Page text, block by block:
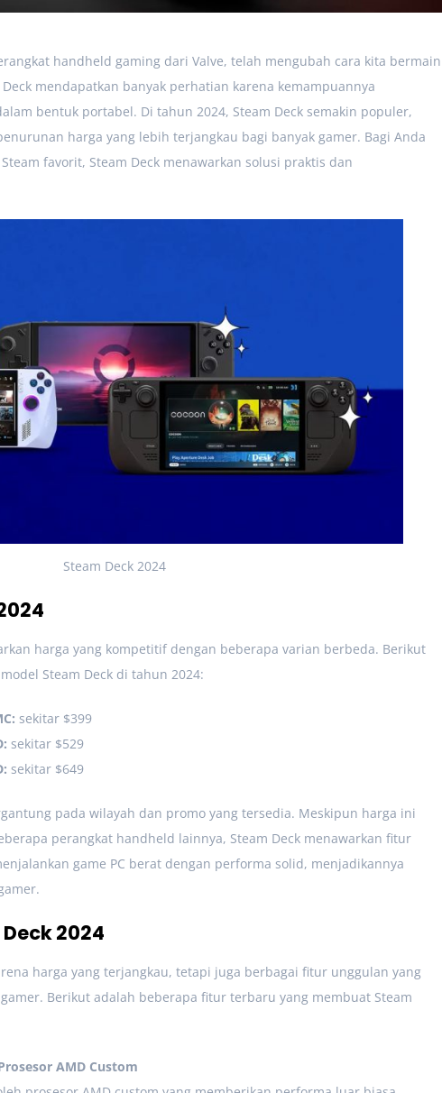
handheld gaming dari Valve, telah mengubah cara kita bermain
mendapatkan banyak perhatian karena kemampuannya
bentuk portabel. Di tahun 2024, Steam Deck semakin populer,
harga yang lebih terjangkau bagi banyak gamer. Bagi Anda
favorit, Steam Deck menawarkan solusi praktis dan
Steam Deck 2024
harga yang kompetitif dengan beberapa varian berbeda. Berikut
Steam Deck di tahun 2024:
sekitar $399
sekitar $529
sekitar $649
pada wilayah dan promo yang tersedia. Meskipun harga ini
perangkat handheld lainnya, Steam Deck menawarkan fitur
game PC berat dengan performa solid, menjadikannya
2024
harga yang terjangkau, tetapi juga berbagai fitur unggulan yang
Berikut adalah beberapa fitur terbaru yang membuat Steam
AMD Custom